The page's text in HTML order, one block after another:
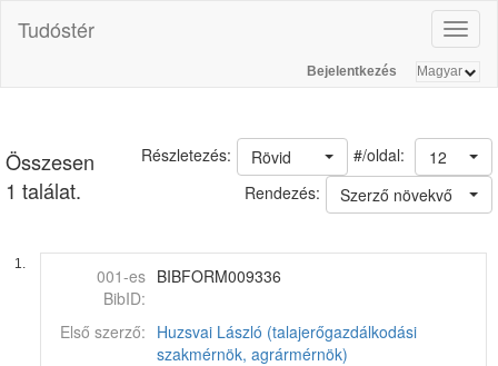
Tudóstér
Bejelentkezés
Összesen
1 találat.
#/oldal: 12
Rövid
Részletezés:
Rendezés:
Szerző növekvő
1.
001-es
BibID:
BIBFORM009336
Első szerző: Huzsvai László (talajerőgazdálkodási
szakmérnök, agrármérnök)